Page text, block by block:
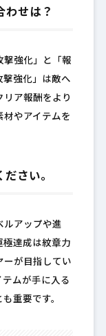
わせは？
撃強化」と「報
撃強化」は敵へ
リア報酬をより
材やアイテムを
さい。
ルアップや進
極達成は紋章力
ーが目指してい
ムが手に入る
重要です。